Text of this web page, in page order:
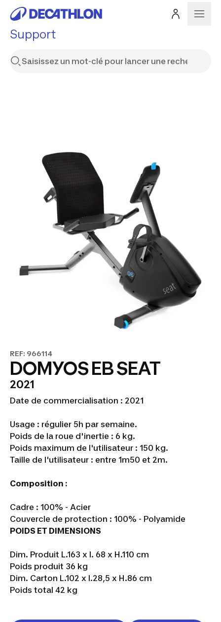
Support
REF: 966114
DOMYOS EB SEAT
2021
Date de commercialisation : 2021
Usage : régulier 5h par semaine.
Poids de la roue d'inertie : 6 kg.
Poids maximum de l'utilisateur : 150 kg.
Taille de l'utilisateur : entre 1m50 et 2m.
Composition :
Cadre : 100% - Acier
Couvercle de protection : 100% - Polyamide
POIDS ET DIMENSIONS
Dim. Produit L.163 x l. 68 x H.110 cm
Poids produit 36 kg
Dim. Carton L.102 x l.28,5 x H.86 cm
Poids total 42 kg